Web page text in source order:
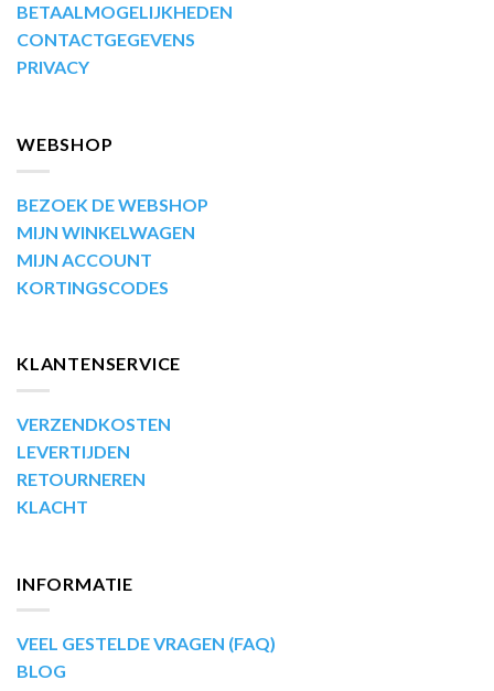
BETAALMOGELIJKHEDEN
CONTACTGEGEVENS
PRIVACY
WEBSHOP
BEZOEK DE WEBSHOP
MIJN WINKELWAGEN
MIJN ACCOUNT
KORTINGSCODES
KLANTENSERVICE
VERZENDKOSTEN
LEVERTIJDEN
RETOURNEREN
KLACHT
INFORMATIE
VEEL GESTELDE VRAGEN (FAQ)
BLOG